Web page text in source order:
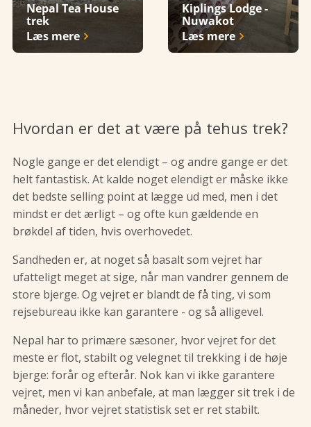
Nepal Tea House
trek
Læs mere
Kiplings Lodge -
Nuwakot
Læs mere
Hvordan er det at være på tehus trek?
Nogle gange er det elendigt – og andre gange er det
helt fantastisk. At kalde noget elendigt er måske ikke
det bedste selling point at lægge ud med, men i det
mindst er det ærligt – og ofte kun gældende en
brøkdel af tiden, hvis overhovedet.
Sandheden er, at noget så basalt som vejret har
ufatteligt meget at sige, når man vandrer gennem de
store bjerge. Og vejret er blandt de få ting, vi som
rejsebureau ikke kan garantere - og så alligevel.
Nepal har to primære sæsoner, hvor vejret for det
meste er flot, stabilt og velegnet til trekking i de høje
bjerge: forår og efterår. Nok kan vi ikke garantere
vejret, men vi kan anbefale, at man lægger sit trek i de
måneder, hvor vejret statistisk set er ret stabilt.